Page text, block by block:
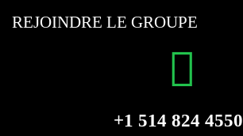
REJOINDRE LE GROUPE
+1 514 824 4550